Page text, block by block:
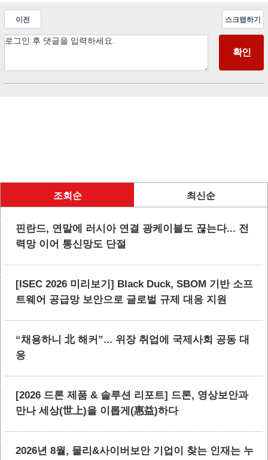
이전 스크랩하기
조회순 최신순
핀란드, 연말에 러시아 연결 광케이블도 끊는다... 전
력망 이어 통신망도 단절
[ISEC 2026 미리보기] Black Duck, SBOM 기반 소프
트웨어 공급망 보안으로 글로벌 규제 대응 지원
“채용하니 北 해커”... 위장 취업에 국제사회 공동 대
응
[2026 드론 제품 & 솔루션 리포트] 드론, 영상보안과
만나 세상(世上)을 이롭게(惠益)하다
2026년 8월, 물리&사이버보안 기업이 찾는 인재는 누